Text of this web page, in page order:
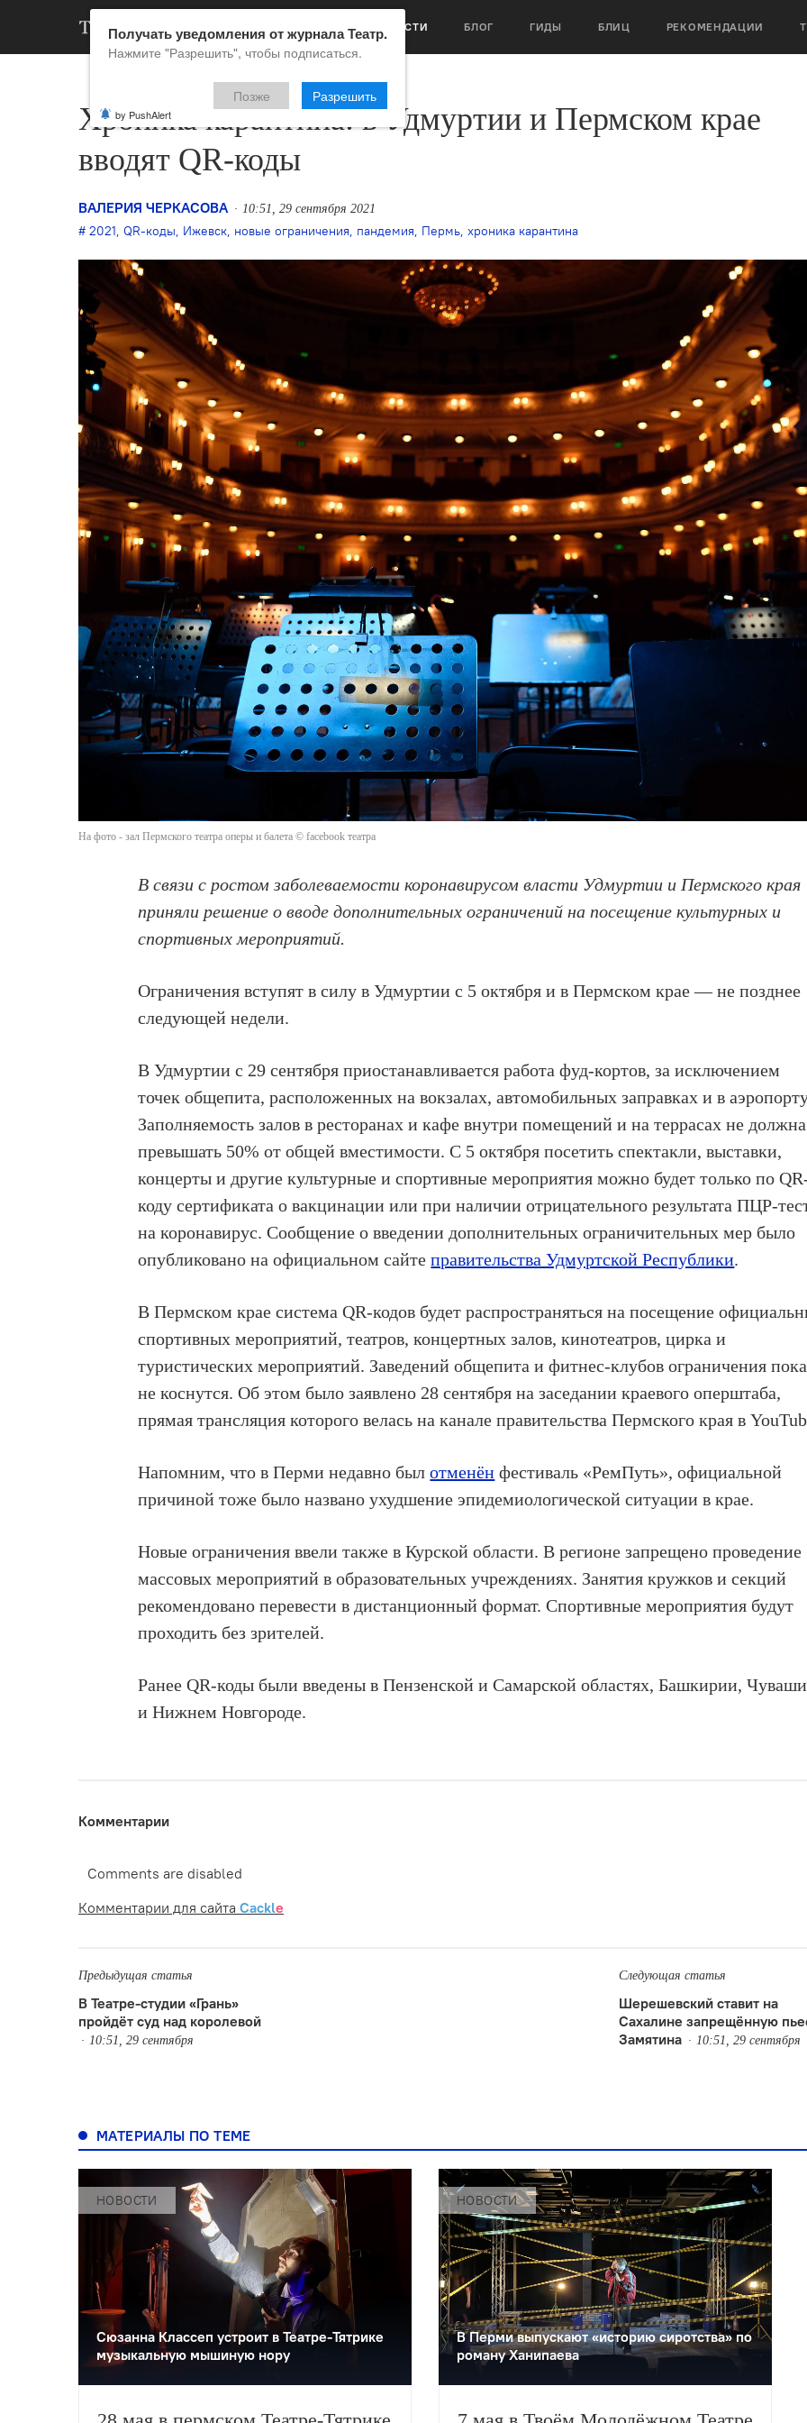
НОВОСТИ БЛОГ ГИДЫ БЛИЦ РЕКОМЕНДАЦИИ
Хроника карантина: в Удмуртии и Пермском крае
вводят QR-коды
ВАЛЕРИЯ ЧЕРКАСОВА 10:51, 29 сентября 2021
2021, QR-коды, Ижевск, новые ограничения, пандемия, Пермь, хроника карантина
На фото - зал Пермского театра оперы и балета © facebook театра
В связи с ростом заболеваемости коронавирусом власти Удмуртии и Пермского края
приняли решение о вводе дополнительных ограничений на посещение культурных и
спортивных мероприятий.
Ограничения вступят в силу в Удмуртии с 5 октября и в Пермском крае — не позднее
следующей недели.
В Удмуртии с 29 сентября приостанавливается работа фуд-кортов, за исключением
точек общепита, расположенных на вокзалах, автомобильных заправках и в
Заполняемость залов в ресторанах и кафе внутри помещений и на террасах не должна
превышать 50% от общей вместимости. С 5 октября посетить спектакли, выставки,
концерты и другие культурные и спортивные мероприятия можно будет только по
коду сертификата о вакцинации или при наличии отрицательного результата ПЦР-
на коронавирус. Сообщение о введении дополнительных ограничительных мер было
опубликовано на официальном сайтеправительства Удмуртской Республики.
В Пермском крае система QR-кодов будет распространяться на посещение
спортивных мероприятий, театров, концертных залов, кинотеатров, цирка и
туристических мероприятий. Заведений общепита и фитнес-клубов ограничения пока
не коснутся. Об этом было заявлено 28 сентября на заседании краевого оперштаба,
прямая трансляция которого велась на канале правительства Пермского края в
Напомним, что в Перми недавно былотменён фестиваль «РемПуть», официальной
причиной тоже было названо ухудшение эпидемиологической ситуации в крае.
Новые ограничения ввели также в Курской области. В регионе запрещено проведение
массовых мероприятий в образовательных учреждениях. Занятия кружков и секций
рекомендовано перевести в дистанционный формат. Спортивные мероприятия будут
проходить без зрителей.
Ранее QR-коды были введены в Пензенской и Самарской областях, Башкирии,
и Нижнем Новгороде.
Комментарии
Comments are disabled
Комментарии для сайта Cackle
Предыдущая статья
В Театре-студии «Грань»
пройдёт суд над королевой
10:51, 29 сентября
Следующая статья
Шерешевский ставит на
Сахалине запрещённую
Замятина
10:51, 29 сентября
МАТЕРИАЛЫ ПО ТЕМЕ
НОВОСТИ
Сюзанна Классеп устроит в Театре-Тятрике
музыкальную мышиную нору
НОВОСТИ
В Перми выпускают «историю сиротства» по
роману Ханипаева
Получать уведомления от журнала Театр.
Нажмите "Разрешить", чтобы подписаться.
Позже Разрешить
by PushAlert